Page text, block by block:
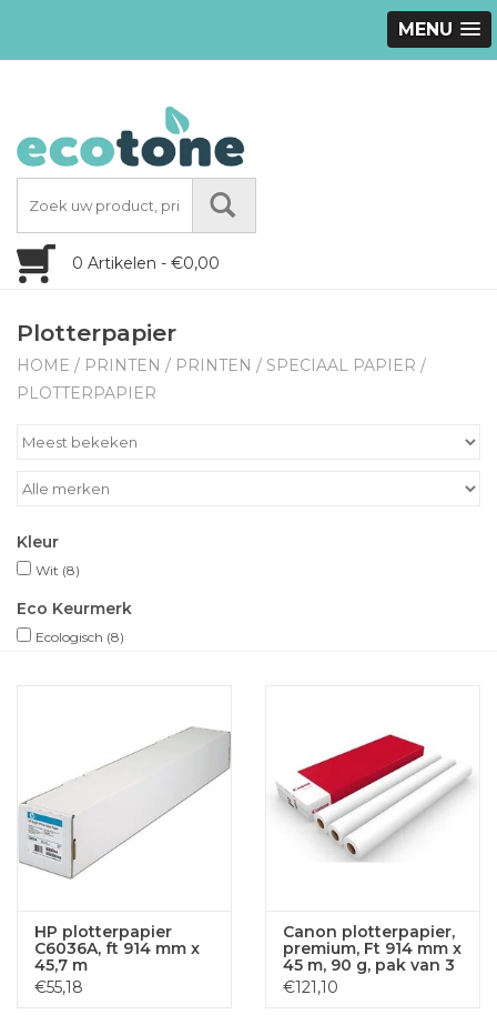
MENU
0 Artikelen - €0,00
Plotterpapier
HOME / PRINTEN / PRINTEN / SPECIAAL PAPIER /
PLOTTERPAPIER
Kleur
Wit (8)
Eco Keurmerk
Ecologisch (8)
HP plotterpapier
C6036A, ft 914 mm x
45,7 m
€55,18
Canon plotterpapier,
premium, Ft 914 mm x
45 m, 90 g, pak van 3
rollen
€121,10